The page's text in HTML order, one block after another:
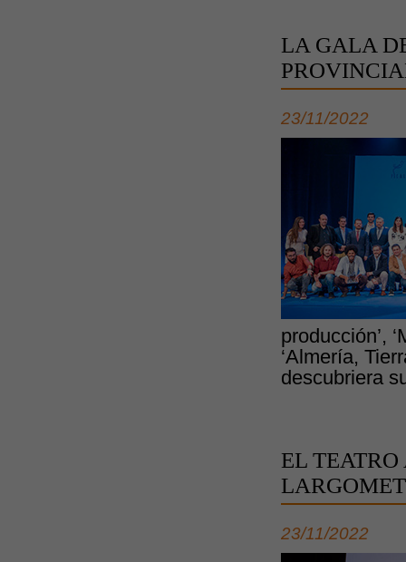
LA GALA
23/11/2022
producción’,
‘Almería,
descubriera
EL TEATRO
23/11/2022